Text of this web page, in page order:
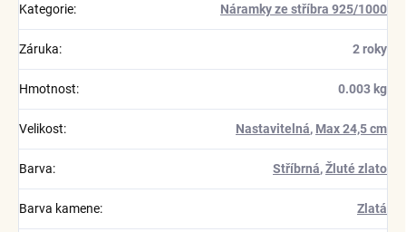
Kategorie: Náramky ze stříbra 925/1000
Záruka: 2 roky
Hmotnost: 0.003 kg
Velikost: Nastavitelná, Max 24,5 cm
Barva: Stříbrná,Žluté zlato
Barva kamene: Zlatá